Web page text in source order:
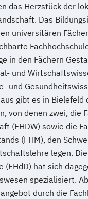
das Herzstück der
Das
universitären
in den Fächern
und
und
gibt es in Bielefeld
von denen zwei, die
(FHDW) sowie die
(FHM), den
legen.
(FHdD) hat sich
spezialisiert.
durch die